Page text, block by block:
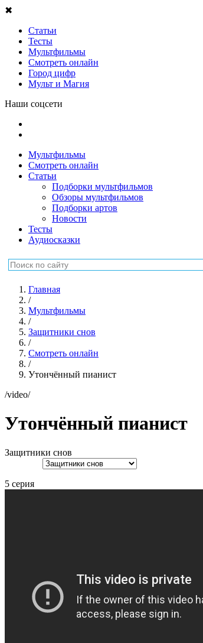
✖
Статьи
Тесты
Мультфильмы
Смотреть онлайн
Город цифр
Мульт и Магия
Наши соцсети
Мультфильмы
Смотреть онлайн
Статьи
Подборки мультфильмов
Обзоры мультфильмов
Подборки артов
Новости
Тесты
Аудиосказки
Главная
/
Мультфильмы
/
Защитники снов
/
Смотреть онлайн
/
Утончённый пианист
/video/
Утончённый пианист
Защитники снов
5 серия